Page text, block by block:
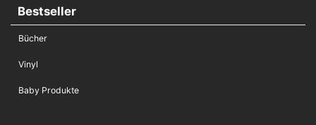
Bestseller
Bücher
Vinyl
Baby Produkte